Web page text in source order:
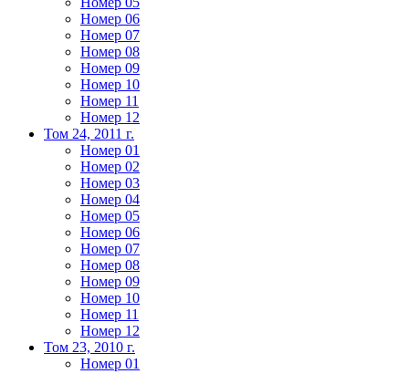
Номер 06
Номер 07
Номер 08
Номер 09
Номер 10
Номер 11
Номер 12
Том 24, 2011 г.
Номер 01
Номер 02
Номер 03
Номер 04
Номер 05
Номер 06
Номер 07
Номер 08
Номер 09
Номер 10
Номер 11
Номер 12
Том 23, 2010 г.
Номер 01